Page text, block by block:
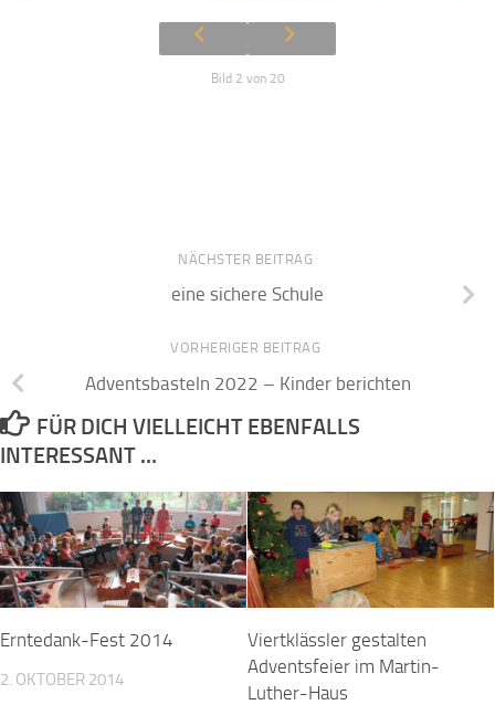
Bild 2 von 20
NÄCHSTER BEITRAG
eine sichere Schule
VORHERIGER BEITRAG
Adventsbasteln 2022 – Kinder berichten
FÜR DICH VIELLEICHT EBENFALLS
INTERESSANT …
Erntedank-Fest 2014
2. OKTOBER 2014
Viertklässler gestalten
Adventsfeier im Martin-
Luther-Haus